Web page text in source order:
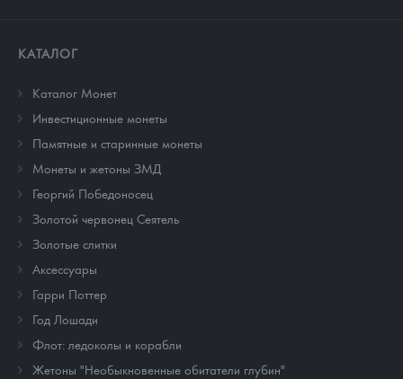
КАТАЛОГ
Каталог Монет
Инвестиционные монеты
Памятные и старинные монеты
Монеты и жетоны ЗМД
Георгий Победоносец
Золотой червонец Сеятель
Золотые слитки
Аксессуары
Гарри Поттер
Год Лошади
Флот: ледоколы и корабли
Жетоны "Необыкновенные обитатели глубин"